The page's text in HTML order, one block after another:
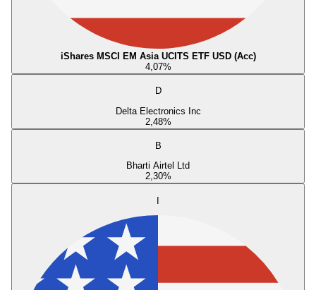
iShares MSCI EM Asia UCITS ETF USD (Acc)
4,07%
D
Delta Electronics Inc
2,48%
B
Bharti Airtel Ltd
2,30%
I